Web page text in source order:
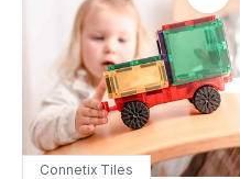
Connetix Tiles